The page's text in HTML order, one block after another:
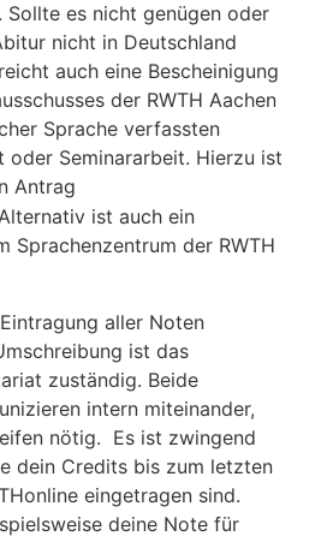
Sollte es nicht genügen oder
nicht in Deutschland
auch eine Bescheinigung
der RWTH Aachen
Sprache verfassten
oder Seminararbeit. Hierzu ist
Antrag
ist auch ein
Sprachenzentrum der RWTH
aller Noten
ist das
zuständig. Beide
intern miteinander,
nötig. Es ist zwingend
dein Credits bis zum letzten
eingetragen sind.
deine Note für